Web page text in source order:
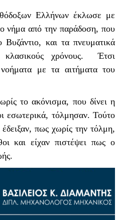
Ελλήνων έκλωσε με
νήμα από την παράδοση, που
Βυζάντιο, και τα πνευματικά
κλασικούς χρόνους. Έτσι
με τα αιτήματα του
το ακόνισμα, που δίνει η
εσωτερικά, τόλμησαν. Τούτο
πως χωρίς την τόλμη,
και είχαν πιστέψει πως ο